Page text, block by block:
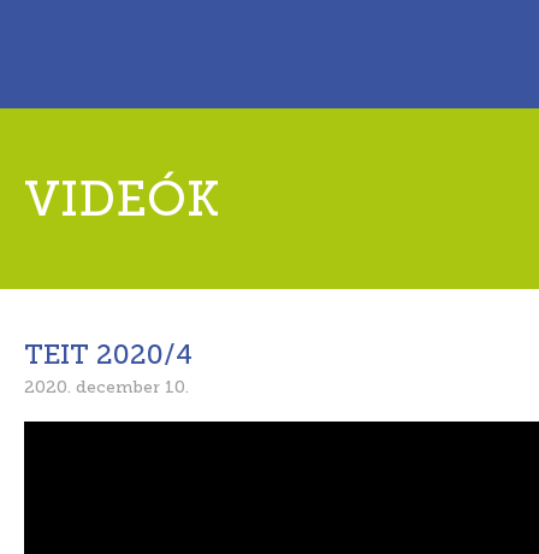
VIDEÓK
TEIT 2020/4
2020. december 10.